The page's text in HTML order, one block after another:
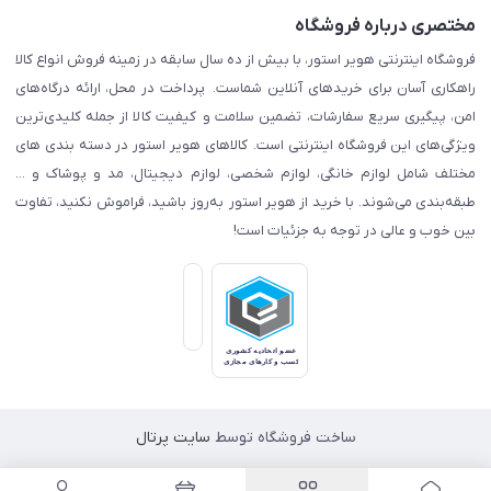
مختصری درباره فروشگاه
فروشگاه اینترنتی هویر استور، با بیش از ده سال سابقه در زمینه فروش انواع کالا
راهکاری آسان برای خریدهای آنلاین شماست. پرداخت در محل، ارائه درگاه‌های
امن، پیگیری سریع سفارشات، تضمین سلامت و کیفیت کالا از جمله کلیدی‌ترین
ویژگی‌های این فروشگاه اینترنتی است. کالاهای هویر استور در دسته بندی های
مختلف شامل لوازم خانگی، لوازم شخصی، لوازم دیجیتال، مد و پوشاک و ...
طبقه‌بندی می‌شوند. با خرید از هویر استور به‌روز باشید، فراموش نکنید، تفاوت
بین خوب و عالی در توجه به جزئیات است!
ساخت فروشگاه توسط سایت پرتال